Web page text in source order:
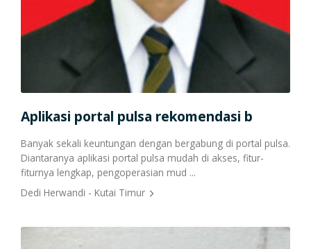
Cetak Struk Token & PPOB
Transaksi Via API
Aplikasi portal pulsa rekomendasi b
Banyak sekali keuntungan dengan bergabung di portal pulsa.
Diantaranya aplikasi portal pulsa mudah di akses, fitur-
fiturnya lengkap, pengoperasian mud ...
Dedi Herwandi - Kutai Timur